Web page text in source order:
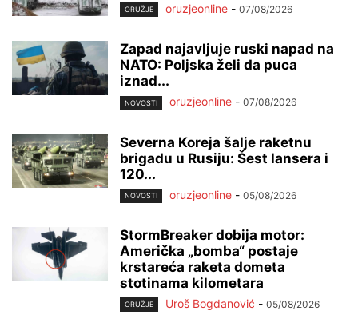
ORUŽJE oruzjeonline - 07/08/2026
Zapad najavljuje ruski napad na
NATO: Poljska želi da puca
iznad...
NOVOSTI oruzjeonline - 07/08/2026
Severna Koreja šalje raketnu
brigadu u Rusiju: Šest lansera i
120...
NOVOSTI oruzjeonline - 05/08/2026
StormBreaker dobija motor:
Američka „bomba“ postaje
krstareća raketa dometa
stotinama kilometara
ORUŽJE Uroš Bogdanović - 05/08/2026